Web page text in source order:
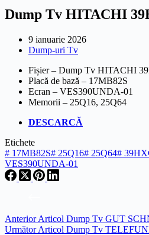
Dump Tv HITACHI
9 ianuarie 2026
Dump-uri Tv
Fișier – Dump Tv HITACHI
Placă de bază – 17MB82S
Ecran – VES390UNDA-01
Memorii – 25Q16, 25Q64
DESCARCĂ
Etichete
# 17MB82S# 25Q16# 25Q64#
VES390UNDA-01
AnteriorArticol Dump Tv GUT
UrmătorArticol Dump Tv